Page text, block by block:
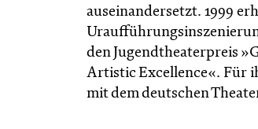
auseinandersetzt. 1999
den Jugendtheaterpreis
Artistic Excellence«. Für
mit dem deutschen